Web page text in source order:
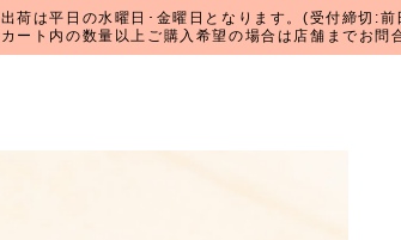
出荷は平日の水曜日･金曜日となります。(受付締切:前
カート内の数量以上ご購入希望の場合は店舗までお問